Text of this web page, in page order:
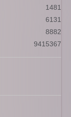
1481
6131
8882
9415367